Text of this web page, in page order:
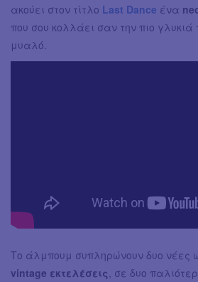
ακούει στον τίτλο Last Dance ένα
που σου κολλάει σαν την πιο
μυαλό.
Το άλμπουμ συπληρώνουν δυο νέες
vintage εκτελέσεις , σε δυο